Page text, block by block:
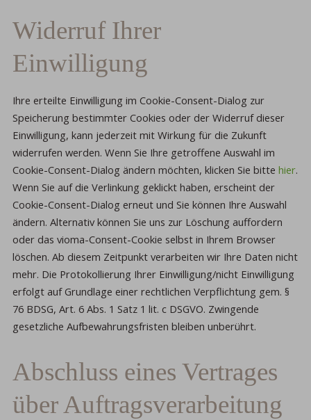
Widerruf Ihrer
Einwilligung
Ihre erteilte Einwilligung im Cookie-Consent-Dialog zur
Speicherung bestimmter Cookies oder der Widerruf dieser
Einwilligung, kann jederzeit mit Wirkung für die Zukunft
widerrufen werden. Wenn Sie Ihre getroffene Auswahl im
Cookie-Consent-Dialog ändern möchten, klicken Sie bittehier.
Wenn Sie auf die Verlinkung geklickt haben, erscheint der
Cookie-Consent-Dialog erneut und Sie können Ihre Auswahl
ändern. Alternativ können Sie uns zur Löschung auffordern
oder das vioma-Consent-Cookie selbst in Ihrem Browser
löschen. Ab diesem Zeitpunkt verarbeiten wir Ihre Daten nicht
mehr. Die Protokollierung Ihrer Einwilligung/nicht Einwilligung
erfolgt auf Grundlage einer rechtlichen Verpflichtung gem. §
76 BDSG, Art. 6 Abs. 1 Satz 1 lit. c DSGVO. Zwingende
gesetzliche Aufbewahrungsfristen bleiben unberührt.
Abschluss eines Vertrages
über Auftragsverarbeitung